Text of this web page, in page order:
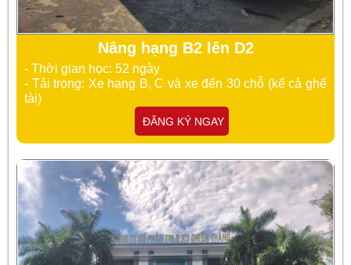
Nâng hạng B2 lên D2
- Thời gian học: 52 ngày
- Tải trọng: Xe hạng B, C và xe đến 30 chỗ (kể cả ghế
tài)
ĐĂNG KÝ NGAY